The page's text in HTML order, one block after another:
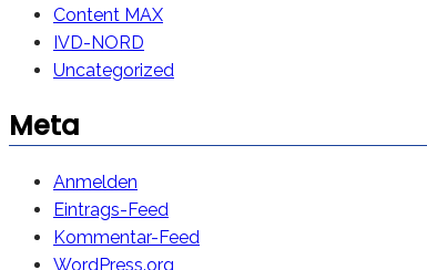
Content MAX
IVD-NORD
Uncategorized
Meta
Anmelden
Eintrags-Feed
Kommentar-Feed
WordPress.org